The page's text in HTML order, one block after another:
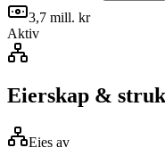
3,7 mill. kr
Aktiv
Eierskap &
Eies av